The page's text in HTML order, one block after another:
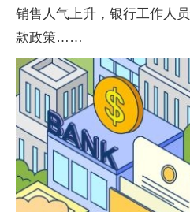
销售人气上升，银行工作人
款政策……